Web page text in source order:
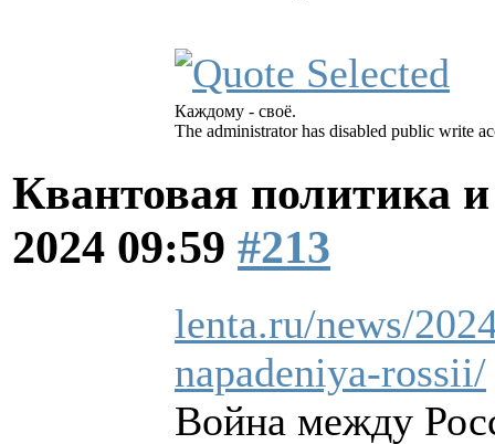
Каждому - своё.
The administrator has disabled public write
Квантовая политика
2024 09:59 #213
lenta.ru/news/
napadeniya-rossii/
Война между